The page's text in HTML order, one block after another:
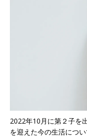
2022年10月に第２子を
を迎えた今の生活につ